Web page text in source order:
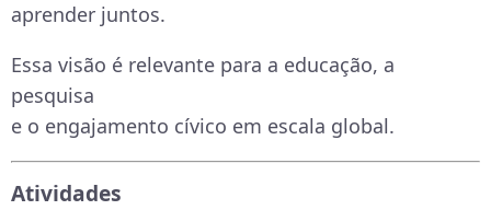
aprender juntos.
Essa visão é relevante para a educação, a
pesquisa
e o engajamento cívico em escala global.
Atividades